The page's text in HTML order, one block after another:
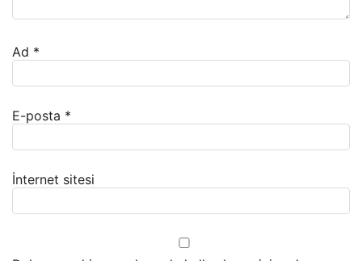
Ad *
E-posta *
İnternet sitesi